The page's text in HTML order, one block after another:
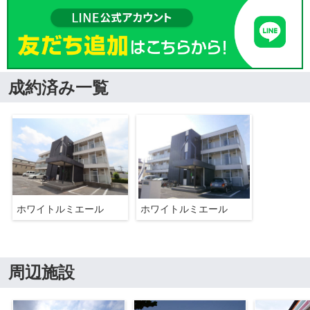
成約済み一覧
ホワイトルミエール ホワイトルミエール
周辺施設